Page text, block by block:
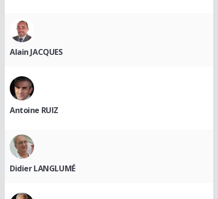
Alain JACQUES
Antoine RUIZ
Didier LANGLUMÉ